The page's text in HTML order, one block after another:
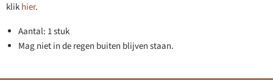
klikhier.
Aantal: 1 stuk
Mag niet in de regen buiten blijven staan.